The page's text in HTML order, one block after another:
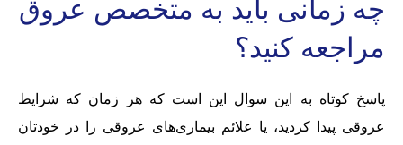
چه زمانی باید به متخصص عروق
مراجعه کنید؟
پاسخ کوتاه به این سوال این است که هر زمان که شرایط
عروقی پیدا کردید، یا علائم بیماری‌های عروقی را در خودتان